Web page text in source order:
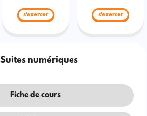
s'exercer s'exercer
Suites numériques
Fiche de cours